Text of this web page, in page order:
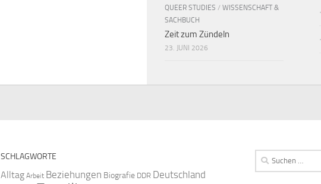
QUEER STUDIES / WISSENSCHAFT &
SACHBUCH
Zeit zum Zündeln
23. JUNI 2026
SCHLAGWORTE
Alltag Arbeit Beziehungen Biografie DDR Deutschland
Suchen
nach: